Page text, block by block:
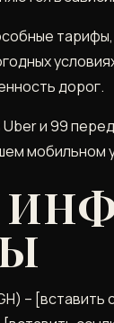
дорог.
и 99
мобильном
–